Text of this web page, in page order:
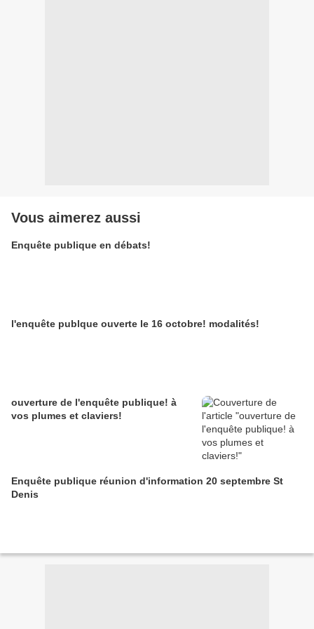
Vous aimerez aussi
Enquête publique en débats!
l'enquête publque ouverte le 16 octobre! modalités!
ouverture de l'enquête publique! à
vos plumes et claviers!
Enquête publique réunion d'information 20 septembre St
Denis